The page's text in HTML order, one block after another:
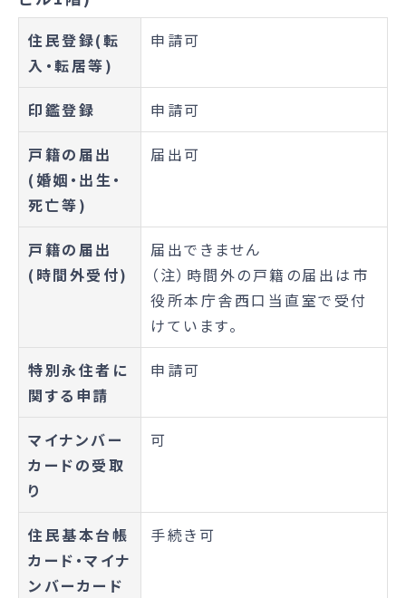
住民登録(転
入・転居等)
申請可
印鑑登録 申請可
戸籍の届出
(婚姻・出生・
死亡等)
届出可
戸籍の届出
(時間外受付)
届出できません
（注）時間外の戸籍の届出は市
役所本庁舎西口当直室で受付
けています。
特別永住者に
関する申請
申請可
マイナンバー
カードの受取
り
可
住民基本台帳
カード・マイナ
ンバーカード
手続き可